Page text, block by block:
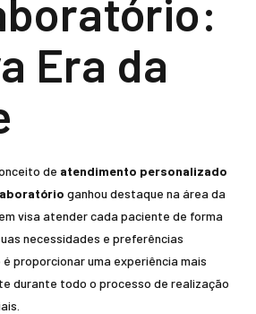
Era da
de atendimento personalizado
ganhou destaque na área da
visa atender cada paciente de forma
necessidades e preferências
proporcionar uma experiência mais
durante todo o processo de realização